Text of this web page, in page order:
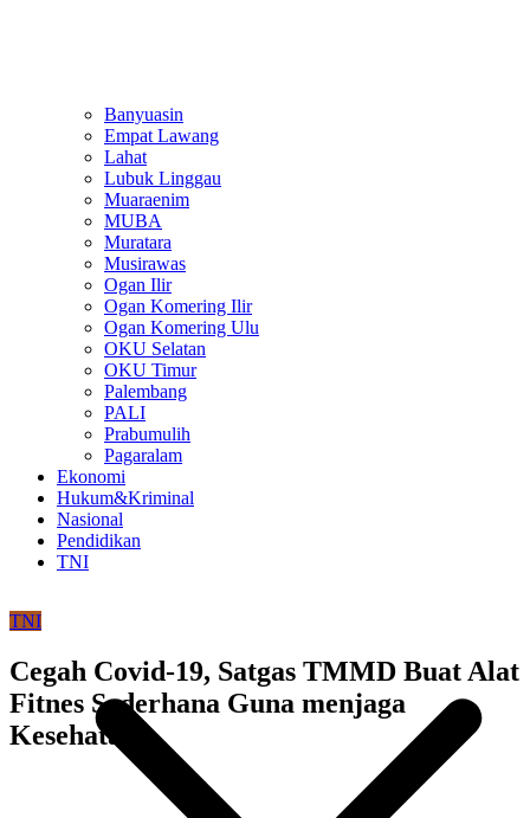
Banyuasin
Empat Lawang
Lahat
Lubuk Linggau
Muaraenim
MUBA
Muratara
Musirawas
Ogan Ilir
Ogan Komering Ilir
Ogan Komering Ulu
OKU Selatan
OKU Timur
Palembang
PALI
Prabumulih
Pagaralam
Ekonomi
Hukum&Kriminal
Nasional
Pendidikan
TNI
TNI
Cegah Covid-19, Satgas TMMD Buat Alat
Fitnes Sederhana Guna menjaga
Kesehatan